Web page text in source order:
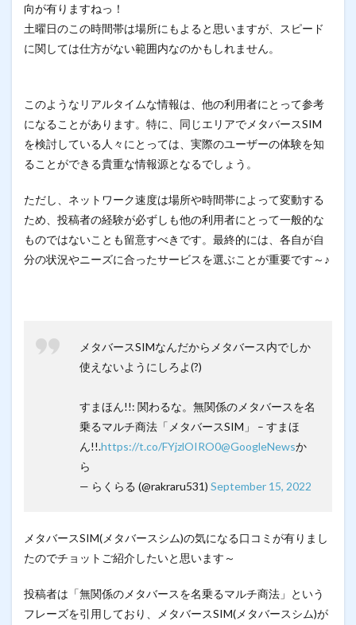
向が有りますねっ！
土曜日のこの時間帯は場所にもよると思いますが、スピード
に関しては仕方がない範囲内なのかもしれません。
このようなリアルタイムな情報は、他の利用者にとって参考
になることがあります。特に、同じエリアでメタバースSIM
を検討している人々にとっては、実際のユーザーの体験を知
ることができる貴重な情報源となるでしょう。
ただし、ネットワーク速度は場所や時間帯によって変動する
ため、投稿者の経験が必ずしも他の利用者にとって一般的な
ものではないことも留意すべきです。最終的には、各自が自
分の状況やニーズに合ったサービスを選ぶことが重要です～♪
メタバースSIMなんだからメタバース内でしか
使えないようにしろよ(?)
すまほん!!: 関わるな。無関係のメタバースを名
乗るマルチ商法「メタバースSIM」 – すまほ
ん!!.https://t.co/FYjzlOIRO0@GoogleNewsか
ら
— らくらる (@rakraru531) September 15, 2022
メタバースSIM(メタバースシム)の気になる口コミが有りまし
たのでチョットご紹介したいと思います～
投稿者は「無関係のメタバースを名乗るマルチ商法」という
フレーズを引用しており、メタバースSIM(メタバースシム)が